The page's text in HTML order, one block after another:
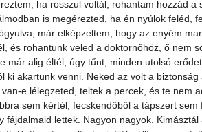
ha rosszul voltál, rohantam hozzád
is megérezted, ha én nyúlok feléd,
már elképzeltem, hogy az enyém
és rohantunk veled a doktornőhöz, ő nem
már alig éltél, úgy tűnt, minden utolsó
ki akartunk venni. Neked az volt a
e lélegzeted, teltek a percek, és te nem
sem kértél, fecskendőből a tápszert
fájdalmaid lettek. Nagyon nagyok.